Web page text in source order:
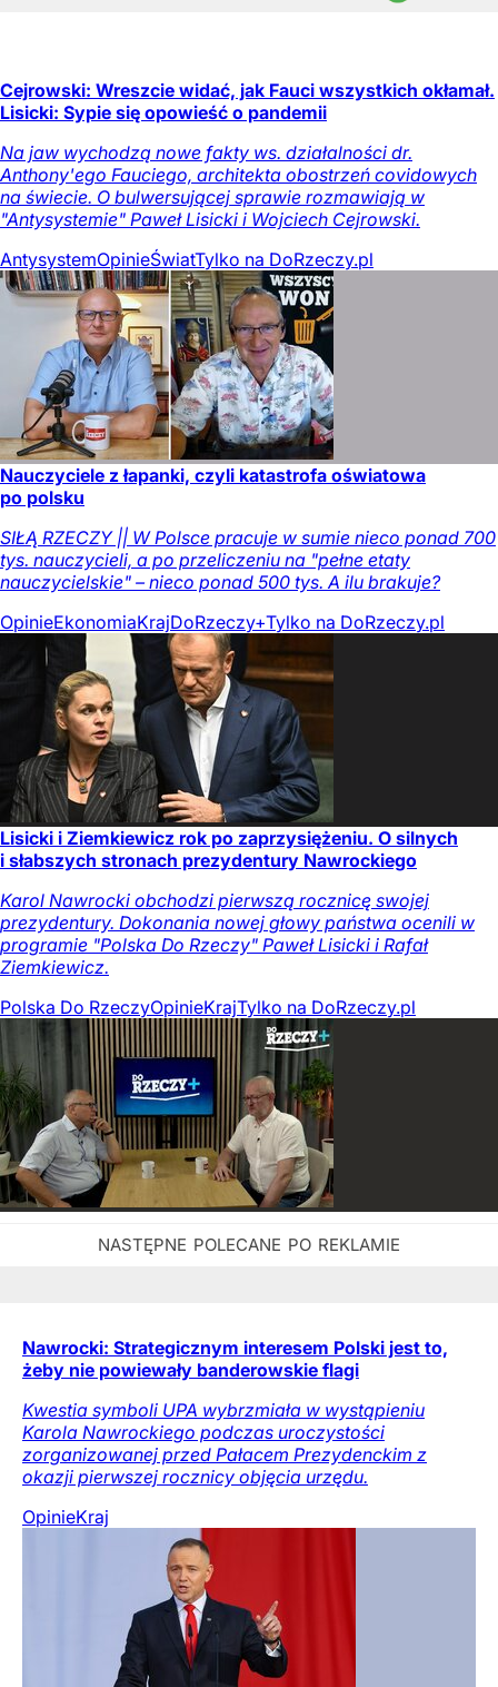
Cejrowski: Wreszcie widać, jak Fauci wszystkich okłamał.
Lisicki: Sypie się opowieść o pandemii
Na jaw wychodzą nowe fakty ws. działalności dr.
Anthony'ego Fauciego, architekta obostrzeń covidowych
na świecie. O bulwersującej sprawie rozmawiają w
"Antysystemie" Paweł Lisicki i Wojciech Cejrowski.
AntysystemOpinieŚwiatTylko na DoRzeczy.pl
Nauczyciele z łapanki, czyli katastrofa oświatowa
po polsku
SIŁĄ RZECZY || W Polsce pracuje w sumie nieco ponad 700
tys. nauczycieli, a po przeliczeniu na "pełne etaty
nauczycielskie" – nieco ponad 500 tys. A ilu brakuje?
OpinieEkonomiaKrajDoRzeczy+Tylko na DoRzeczy.pl
Lisicki i Ziemkiewicz rok po zaprzysiężeniu. O silnych
i słabszych stronach prezydentury Nawrockiego
Karol Nawrocki obchodzi pierwszą rocznicę swojej
prezydentury. Dokonania nowej głowy państwa ocenili w
programie "Polska Do Rzeczy" Paweł Lisicki i Rafał
Ziemkiewicz.
Polska Do RzeczyOpinieKrajTylko na DoRzeczy.pl
Nawrocki: Strategicznym interesem Polski jest to,
żeby nie powiewały banderowskie flagi
Kwestia symboli UPA wybrzmiała w wystąpieniu
Karola Nawrockiego podczas uroczystości
zorganizowanej przed Pałacem Prezydenckim z
okazji pierwszej rocznicy objęcia urzędu.
OpinieKraj